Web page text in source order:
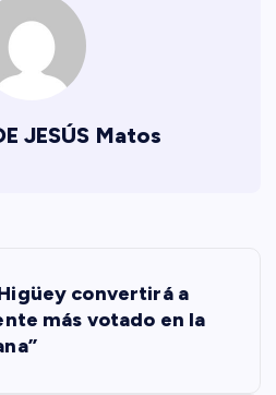
JESÚS Matos
convertirá a
más votado en la